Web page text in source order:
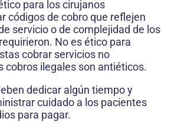
para los cirujanos
códigos de cobro que reflejen
servicio o de complejidad de los
No es ético para
cobrar servicios no
cobros ilegales son antiéticos.
dedicar algún tiempo y
cuidado a los pacientes
para pagar.